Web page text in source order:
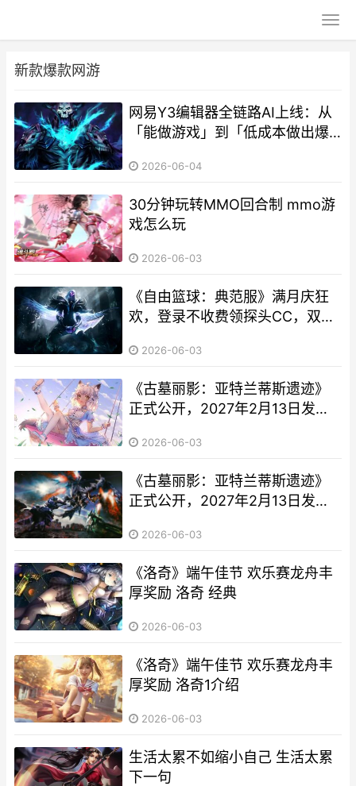
新款爆款网游
网易Y3编辑器全链路AI上线：从
「能做游戏」到「低成本做出爆
2026-06-04
30分钟玩转MMO回合制 mmo游
戏怎么玩
2026-06-03
《自由篮球：典范服》满月庆狂
欢，登录不收费领探头CC，双服
2026-06-03
《古墓丽影：亚特兰蒂斯遗迹》
正式公开，2027年2月13日发
特兰蒂斯遗迹》
2026-06-03
《古墓丽影：亚特兰蒂斯遗迹》
正式公开，2027年2月13日发
亚伦在哪里
2026-06-03
《洛奇》端午佳节 欢乐赛龙舟丰
厚奖励 洛奇 经典
2026-06-03
《洛奇》端午佳节 欢乐赛龙舟丰
厚奖励 洛奇1介绍
2026-06-03
生活太累不如缩小自己 生活太累
下一句